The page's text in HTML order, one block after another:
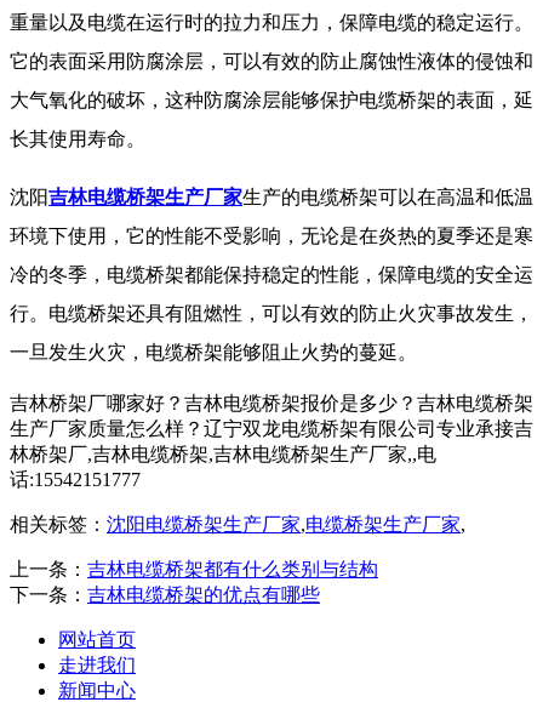
重量以及电缆在运行时的拉力和压力，保障电缆的稳定运行。
它的表面采用防腐涂层，可以有效的防止腐蚀性液体的侵蚀和
大气氧化的破坏，这种防腐涂层能够保护电缆桥架的表面，延
长其使用寿命。
沈阳吉林电缆桥架生产厂家生产的电缆桥架可以在高温和低温
环境下使用，它的性能不受影响，无论是在炎热的夏季还是寒
冷的冬季，电缆桥架都能保持稳定的性能，保障电缆的安全运
行。电缆桥架还具有阻燃性，可以有效的防止火灾事故发生，
一旦发生火灾，电缆桥架能够阻止火势的蔓延。
吉林桥架厂哪家好？吉林电缆桥架报价是多少？吉林电缆桥架
生产厂家质量怎么样？辽宁双龙电缆桥架有限公司专业承接吉
林桥架厂,吉林电缆桥架,吉林电缆桥架生产厂家,,电
话:15542151777
相关标签： 沈阳电缆桥架生产厂家,电缆桥架生产厂家,
上一条： 吉林电缆桥架都有什么类别与结构
下一条： 吉林电缆桥架的优点有哪些
网站首页
走进我们
新闻中心